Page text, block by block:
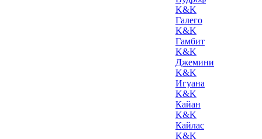
K&K
Галего
K&K
Гамбит
K&K
Джемини
K&K
Игуана
K&K
Кайан
K&K
Кайлас
K&K